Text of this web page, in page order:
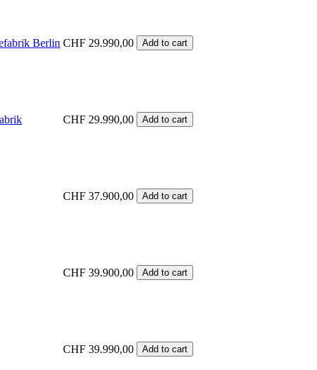
Berlin CHF 29.990,00 Add to cart
CHF 29.990,00 Add to cart
CHF 37.900,00 Add to cart
CHF 39.900,00 Add to cart
CHF 39.990,00 Add to cart